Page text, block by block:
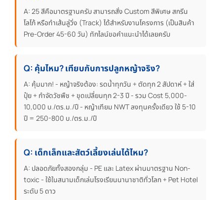
A: 25 สีคือมาตรฐานครับ สามารถสั่ง Custom สีพิเศษ สกรีน
โลโก้ หรือทำเส้นลู่วิ่ง (Track) ได้สำหรับงานโครงการ (เป็นสินค้า
Pre-Order 45-60 วัน) ทักไลน์ขอคำแนะนำได้เลยครับ
Q: คุ้มไหม? เทียบกับการปลูกหญ้าจริง?
A: คุ้มมาก! - หญ้าจริงต้อง: รดน้ำทุกวัน + ตัดทุก 2 สัปดาห์ + ใส่
ปุ๋ย + กำจัดวัชพืช + ขุดเปลี่ยนทุก 2-3 ปี - รวม Cost 5,000-
10,000 บ./ตร.ม./ปี - หญ้าเทียม NWT ลงทุนครั้งเดียว ใช้ 5-10
ปี = 250-800 บ./ตร.ม./ปี
Q: เด็กเล็กและสัตว์เลี้ยงเล่นได้ไหม?
A: ปลอดภัยทั้งสองกลุ่ม - PE และ Latex ผ่านมาตรฐาน Non-
toxic - ใช้ในสนามเด็กเล่นโรงเรียนนานาชาติทั่วโลก + Pet Hotel
ระดับ 5 ดาว